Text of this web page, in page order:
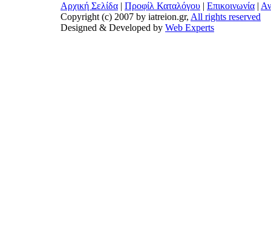
Αρχική Σελίδα | Προφίλ Καταλόγου | Επικοινωνία |
Copyright (c) 2007 by iatreion.gr, All rights reserved
Designed & Developed by Web Experts